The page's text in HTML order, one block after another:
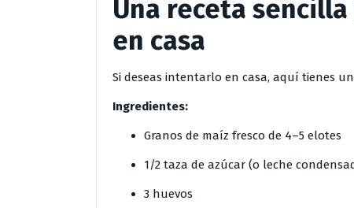
Una receta
en casa
Si deseas intentarlo en casa, aquí tienes
Ingredientes:
Granos de maíz fresco de 4–5 elotes
1/2 taza de azúcar (o leche
3 huevos